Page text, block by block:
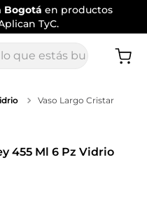
Bogotá en productos
TyC.
estás buscando
Vaso Largo Cristar
455 Ml 6 Pz Vidrio